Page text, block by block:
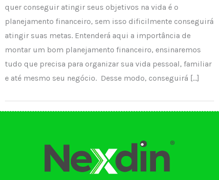
quer conseguir atingir seus objetivos na vida é o
planejamento financeiro, sem isso dificilmente conseguirá
atingir suas metas. Entenderá aqui a importância de
montar um bom planejamento financeiro, ensinaremos
tudo que precisa para organizar sua vida pessoal, familiar
e até mesmo seu negócio. Desse modo, conseguirá […]